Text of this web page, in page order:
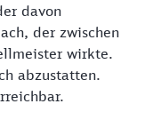
davon
der zwischen
wirkte.
abzustatten.